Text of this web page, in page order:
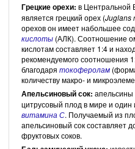
Грецкие орехи: в Центральной
является грецкий орех (Juglans
орехов он имеет набольшее
кислоты (АЛК). Соотношение
кислотам составляет 1:4 и
рекомендуемого соотношения
благодаря токоферолам
количеству макро- и
Апельсиновый сок: апельсины
цитрусовый плод в мире и один
витамина С. Получаемый из
апельсиновый сок составляет
фруктовых соков.